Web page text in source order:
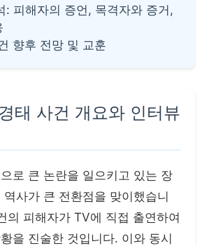
: 피해자의 증언, 목격자와 증거,
향후 전망 및 교훈
태 사건 개요와 인터뷰
로 큰 논란을 일으키고 있는 장
역사가 큰 전환점을 맞이했습니
의 피해자가 TV에 직접 출연하여
을 진술한 것입니다. 이와 동시